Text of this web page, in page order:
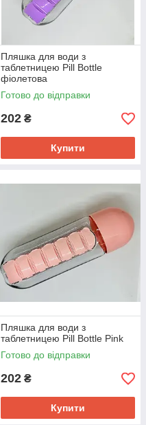
Пляшка для води з
таблетницею Pill Bottle
фіолетова
Готово до відправки
202 ₴
Купити
Пляшка для води з
таблетницею Pill Bottle Pink
Готово до відправки
202 ₴
Купити